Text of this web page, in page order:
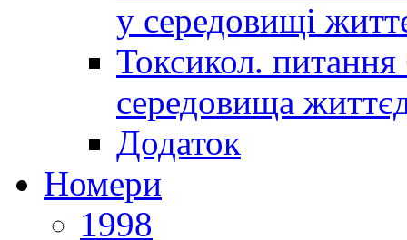
у середовищі
Токсикол. питання
середовища
Додаток
Номери
1998